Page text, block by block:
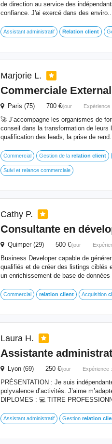
de direction au service des
confiance. J'ai exercé dans des
Assistant administratif Relation client
Marjorie L.
Commerciale
Paris (75) 700 €/jour Expérience :
🚀 J’accompagne les organismes de
conseil dans la transformation de leurs
qualification des leads, la prise de
Commercial Gestion de la relation client
Suivi et relance commerciale
Cathy P.
Consultante en
Quimper (29) 500 €/jour
Business Developer capable de
qualifiés et de créer des listings ciblés
un enrichissement de base de données
Commercial relation client Acquisition
Laura H.
Assistante
Lyon (69) 250 €/jour Expérience :
PRÉSENTATION : Je suis
polyvalence d’activités. J’aime
DIPLOMES : 💻 TITRE
Assistant administratif Gestion relation